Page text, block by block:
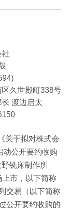
社
区久世殿町338号
渡边启太
于拟对株式会
动公开要约收购
铣床制作所
上市，以下简称
交易（以下简称
公开要约收购的